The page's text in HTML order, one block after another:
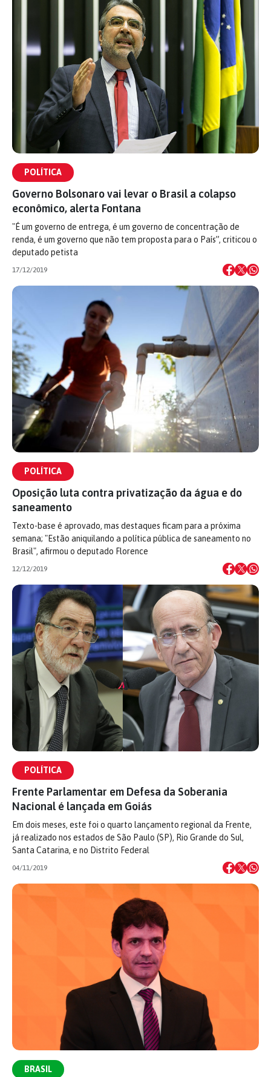
POLÍTICA
Governo Bolsonaro vai levar o Brasil a colapso
econômico, alerta Fontana
"É um governo de entrega, é um governo de concentração de
renda, é um governo que não tem proposta para o País”, criticou o
deputado petista
17/12/2019
POLÍTICA
Oposição luta contra privatização da água e do
saneamento
Texto-base é aprovado, mas destaques ficam para a próxima
semana; "Estão aniquilando a política pública de saneamento no
Brasil", afirmou o deputado Florence
12/12/2019
POLÍTICA
Frente Parlamentar em Defesa da Soberania
Nacional é lançada em Goiás
Em dois meses, este foi o quarto lançamento regional da Frente,
já realizado nos estados de São Paulo (SP), Rio Grande do Sul,
Santa Catarina, e no Distrito Federal
04/11/2019
BRASIL